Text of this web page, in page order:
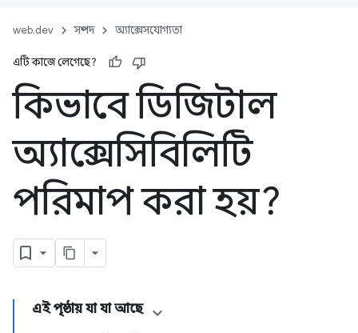
web.dev সম্পদ অ্যাক্সেসযোগ্যতা
এটি কাজে লেগেছে?
কিভাবে ডিজিটাল
অ্যাক্সেসিবিলিটি
পরিমাপ করা হয়?
এই পৃষ্ঠায় যা যা আছে